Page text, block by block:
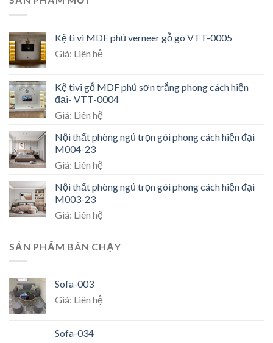
Kệ ti vi MDF phủ verneer gỗ gõ VTT-0005
Giá: Liên hệ
Kệ tivi gỗ MDF phủ sơn trắng phong cách hiện
đại- VTT-0004
Giá: Liên hệ
Nội thất phòng ngủ trọn gói phong cách hiện đại
M004-23
Giá: Liên hệ
Nội thất phòng ngủ trọn gói phong cách hiện đại
M003-23
Giá: Liên hệ
SẢN PHẨM BÁN CHẠY
Sofa-003
Giá: Liên hệ
Sofa-034